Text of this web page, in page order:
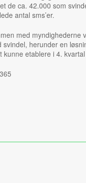
de ca. 42.000 som
antal sms’er.
med myndighederne
herunder en
etablere i 4.